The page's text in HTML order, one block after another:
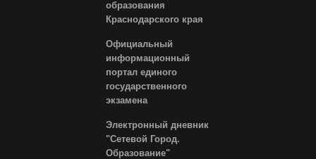
образования
Краснодарского края
Официальный
информационный
портал единого
государственного
экзамена
Электронный дневник
"Сетевой Город.
Образование"